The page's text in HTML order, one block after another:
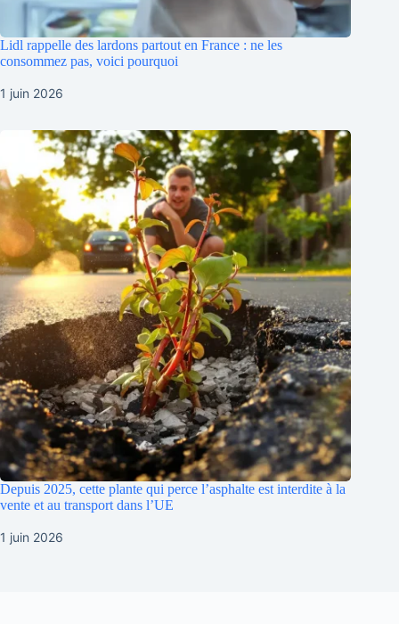
Lidl rappelle des lardons partout en France : ne les
consommez pas, voici pourquoi
1 juin 2026
Depuis 2025, cette plante qui perce l’asphalte est interdite à la
vente et au transport dans l’UE
1 juin 2026